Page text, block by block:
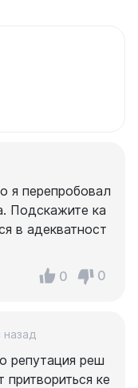
я перепробовал
Подскажите ка
в адекватност
0 0
назад
репутация реш
ке